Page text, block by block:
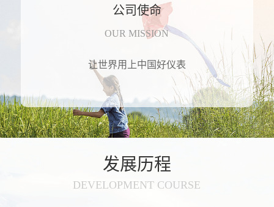
公司使命
OUR MISSION
让世界用上中国好仪表
发展历程
DEVELOPMENT COURSE